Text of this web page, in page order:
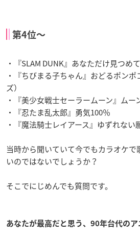
第4位〜
・『SLAM DUNK』あなただけ見つめ
・『ちびまる子ちゃん』おどるポン
ズ）
・『美少女戦士セーラームーン』ムー
・『忍たま乱太郎』勇気100％
・『魔法騎士レイアース』ゆずれない
当時から聞いていて今でもカラオケで
いのではないでしょうか？
そこでにじめんでも質問です。
あなたが最高だと思う、90年台代のア